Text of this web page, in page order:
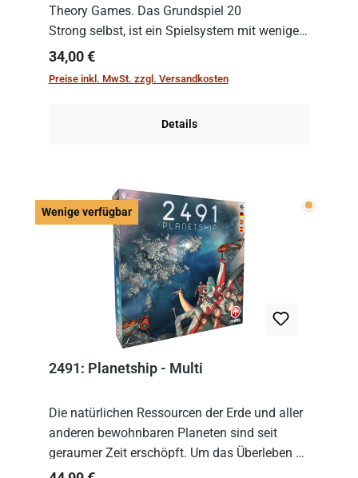
Theory Games. Das Grundspiel 20
Strong selbst, ist ein Spielsystem mit wenigen,
einfachen Regeln. Um es zu spielen, muss es
immer mit einem Themenset ergänzt werden.
Regulärer Preis:
34,00 €
Preise inkl. MwSt. zzgl. Versandkosten
Details
Wenige verfügbar Wenige
2491: Planetship - Multi
Die natürlichen Ressourcen der Erde und aller
anderen bewohnbaren Planeten sind seit
geraumer Zeit erschöpft. Um das Überleben zu
sichern, wurden die sogenannten